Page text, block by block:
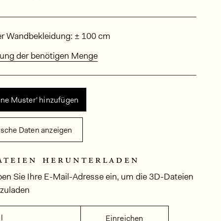
Wandbekleidung: ± 100 cm
der benötigen Menge
Muster' hinzufügen
Daten anzeigen
herunterladen
Sie Ihre E-Mail-Adresse ein, um die 3D-Dateien
Einreichen